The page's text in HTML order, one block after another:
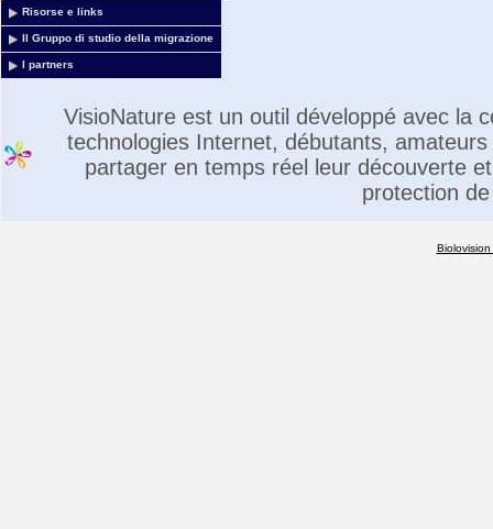
Risorse e links
Il Gruppo di studio della migrazione
I partners
VisioNature est un outil développé avec la
technologies Internet, débutants,
partager en temps réel leur découverte
protection
Biolovision